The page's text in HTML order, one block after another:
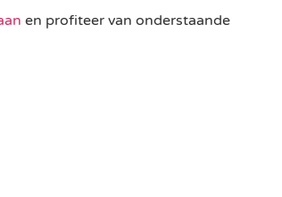
en profiteer van onderstaande